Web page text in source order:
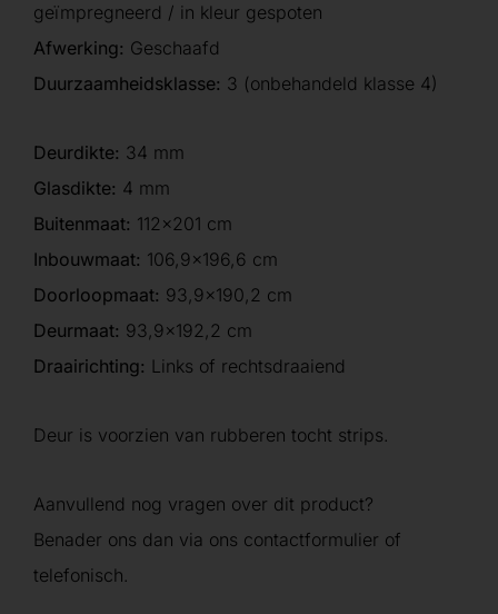
geïmpregneerd / in kleur gespoten
Afwerking: Geschaafd
Duurzaamheidsklasse: 3 (onbehandeld klasse 4)
Deurdikte: 34 mm
Glasdikte: 4 mm
Buitenmaat: 112×201 cm
Inbouwmaat: 106,9×196,6 cm
Doorloopmaat: 93,9×190,2 cm
Deurmaat: 93,9×192,2 cm
Draairichting: Links of rechtsdraaiend
Deur is voorzien van rubberen tocht strips.
Aanvullend nog vragen over dit product?
Benader ons dan via ons contactformulier of
telefonisch.